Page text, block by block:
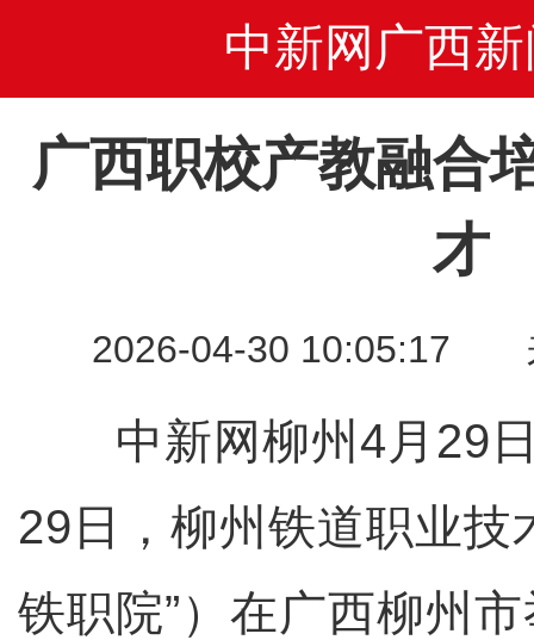
中新网广西新
广西职校产教融合
才
2026-04-30 10:05:17
中新网柳州4月29日
29日，柳州铁道职业技
铁职院”）在广西柳州